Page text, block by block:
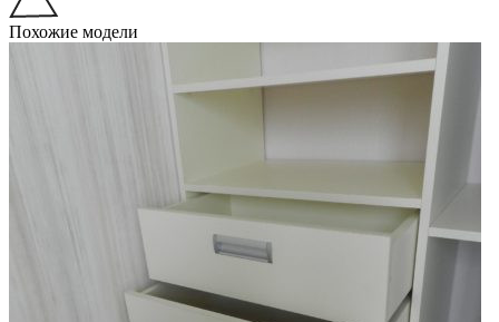
Похожие модели